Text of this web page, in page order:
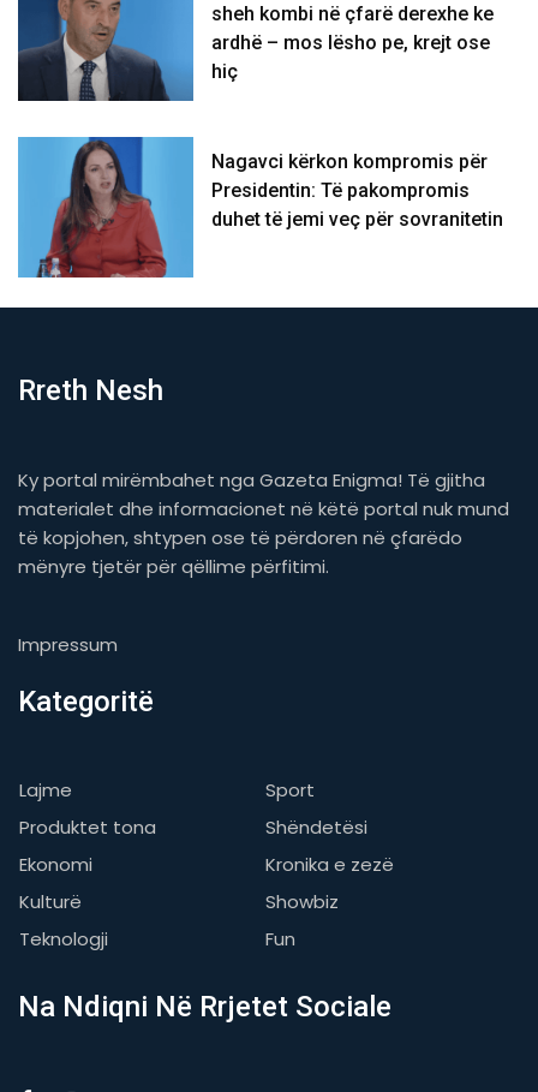
sheh kombi në çfarë derexhe ke
ardhë – mos lësho pe, krejt ose
hiç
Nagavci kërkon kompromis për
Presidentin: Të pakompromis
duhet të jemi veç për sovranitetin
Rreth Nesh
Ky portal mirëmbahet nga Gazeta Enigma! Të gjitha
materialet dhe informacionet në këtë portal nuk mund
të kopjohen, shtypen ose të përdoren në çfarëdo
mënyre tjetër për qëllime përfitimi.
Impressum
Kategoritë
Lajme
Sport
Produktet tona
Shëndetësi
Ekonomi
Kronika e zezë
Kulturë
Showbiz
Teknologji
Fun
Na Ndiqni Në Rrjetet Sociale